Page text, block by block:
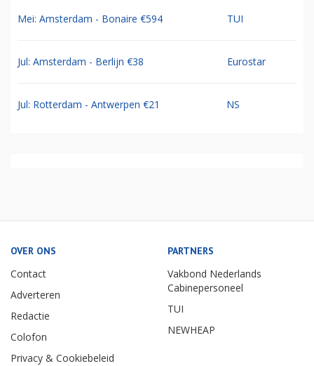
Mei: Amsterdam - Bonaire €594 TUI
Jul: Amsterdam - Berlijn €38 Eurostar
Jul: Rotterdam - Antwerpen €21 NS
OVER ONS
Contact
Adverteren
Redactie
Colofon
Privacy & Cookiebeleid
PARTNERS
Vakbond Nederlands
Cabinepersoneel
TUI
NEWHEAP